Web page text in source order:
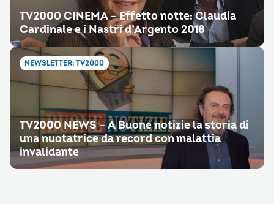
TV2000 CINEMA – Effetto notte: Claudia
Cardinale e i Nastri d’Argento 2018
NEWSLETTER; TV2000
TV2000 NEWS – A Buone notizie la storia di
una nuotatrice da record con malattia
invalidante